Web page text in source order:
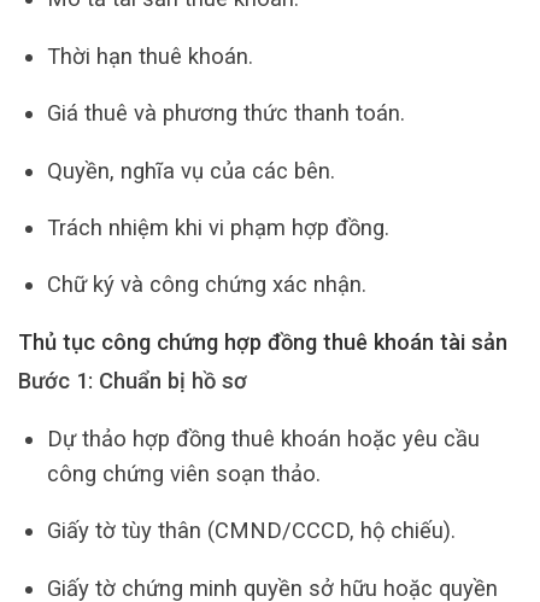
Thời hạn thuê khoán.
Giá thuê và phương thức thanh toán.
Quyền, nghĩa vụ của các bên.
Trách nhiệm khi vi phạm hợp đồng.
Chữ ký và công chứng xác nhận.
Thủ tục công chứng hợp đồng thuê khoán tài sản
Bước 1: Chuẩn bị hồ sơ
Dự thảo hợp đồng thuê khoán hoặc yêu cầu
công chứng viên soạn thảo.
Giấy tờ tùy thân (CMND/CCCD, hộ chiếu).
Giấy tờ chứng minh quyền sở hữu hoặc quyền